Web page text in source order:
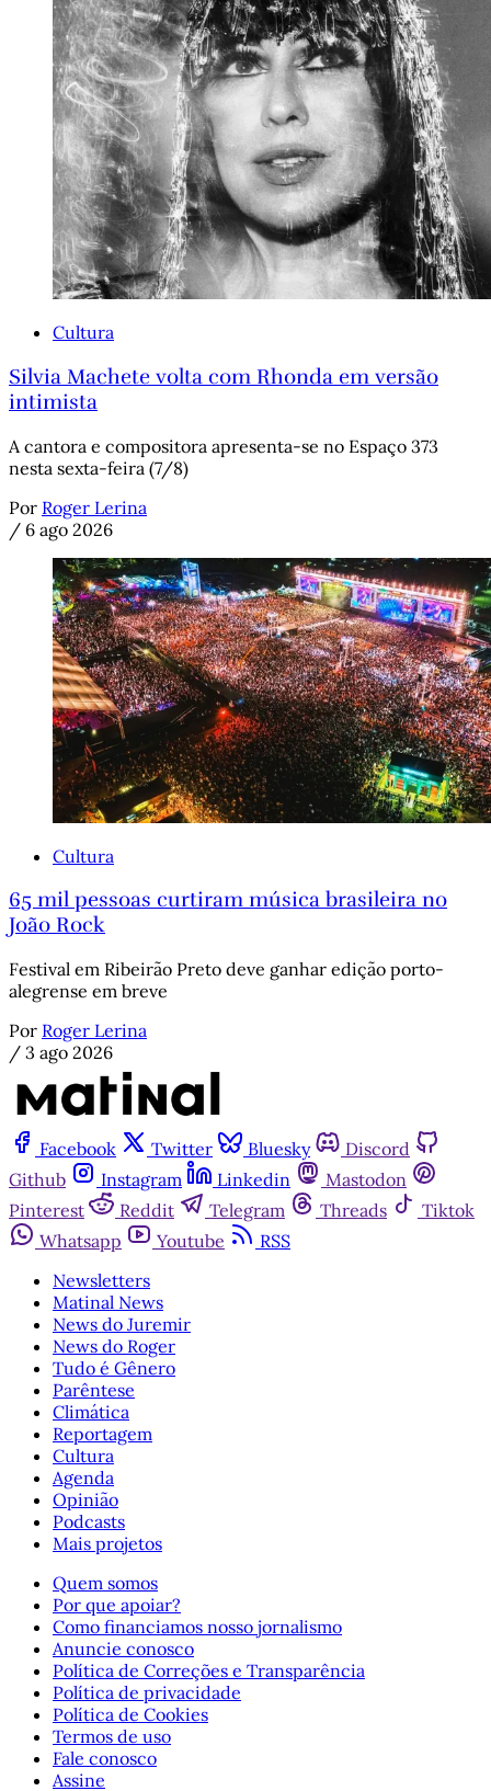
Cultura
Silvia Machete volta com Rhonda em versão
intimista
A cantora e compositora apresenta-se no Espaço 373
nesta sexta-feira (7/8)
Por Roger Lerina
/ 6 ago 2026
Cultura
65 mil pessoas curtiram música brasileira no
João Rock
Festival em Ribeirão Preto deve ganhar edição porto-
alegrense em breve
Por Roger Lerina
/ 3 ago 2026
Facebook Twitter Bluesky
Discord
Github
Instagram Linkedin
Mastodon
Pinterest
Reddit Telegram Threads
Tiktok
Whatsapp
Youtube
RSS
Newsletters
Matinal News
News do Juremir
News do Roger
Tudo é Gênero
Parêntese
Climática
Reportagem
Cultura
Agenda
Opinião
Podcasts
Mais projetos
Quem somos
Por que apoiar?
Como financiamos nosso jornalismo
Anuncie conosco
Política de Correções e Transparência
Política de privacidade
Política de Cookies
Termos de uso
Fale conosco
Assine